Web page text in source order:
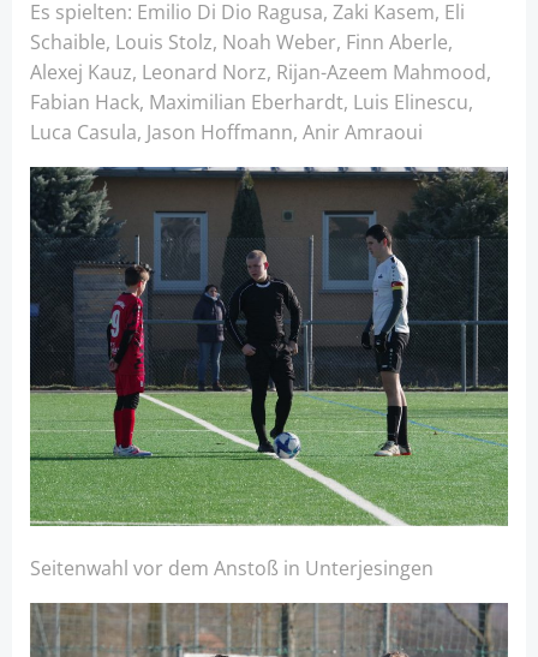
Es spielten: Emilio Di Dio Ragusa, Zaki Kasem, Eli
Schaible, Louis Stolz, Noah Weber, Finn Aberle,
Alexej Kauz, Leonard Norz, Rijan-Azeem Mahmood,
Fabian Hack, Maximilian Eberhardt, Luis Elinescu,
Luca Casula, Jason Hoffmann, Anir Amraoui
Seitenwahl vor dem Anstoß in Unterjesingen